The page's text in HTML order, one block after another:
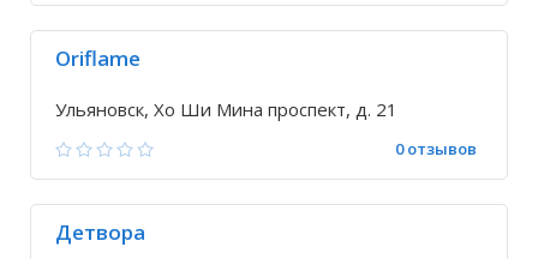
Oriflame
Ульяновск, Хо Ши Мина проспект, д. 21
0 отзывов
Детвора